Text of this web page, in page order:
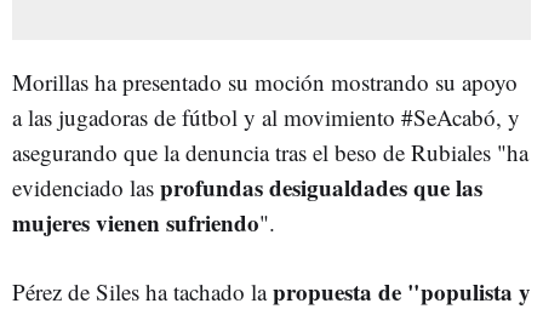
Morillas ha presentado su moción mostrando su apoyo
a las jugadoras de fútbol y al movimiento #SeAcabó, y
asegurando que la denuncia tras el beso de Rubiales "ha
evidenciado las profundas desigualdades que las
mujeres vienen sufriendo".
Pérez de Siles ha tachado lapropuesta de "populista y